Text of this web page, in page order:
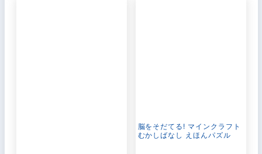
脳をそだてる! マインクラフト
むかしばなし えほんパズル